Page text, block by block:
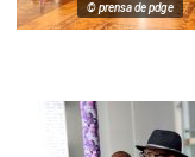
© prensa de pdge